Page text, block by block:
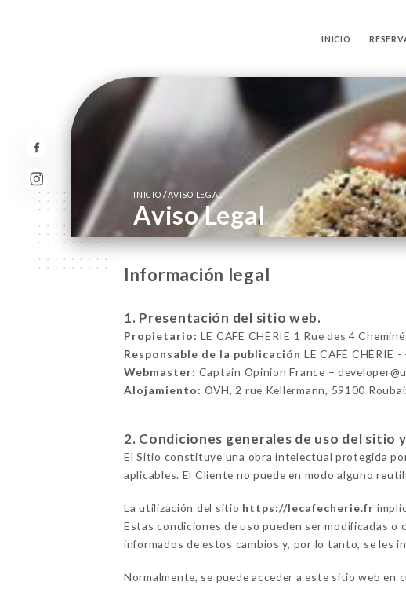
INICIO
INICIO/AVISO LEGAL
Aviso Legal
Información legal
1. Presentación del sitio web.
Propietario: LE CAFÉ CHÉRIE 1 Rue des 4
Responsable de la publicación LE CAFÉ CHÉRIE
Webmaster: Captain Opinion France –
Alojamiento: OVH, 2 rue Kellermann, 59100
2. Condiciones generales de uso del sitio
El Sitio constituye una obra intelectual protegida
aplicables. El Cliente no puede en modo alguno
La utilización del sitio https://lecafecherie.fr
Estas condiciones de uso pueden ser modificadas
informados de estos cambios y, por lo tanto, se les
Normalmente, se puede acceder a este sitio web en